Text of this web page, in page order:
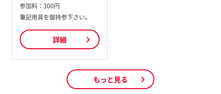
参加料： 300円
筆記用具を御持参下さい。
詳細
もっと見る